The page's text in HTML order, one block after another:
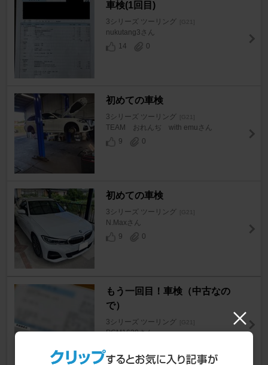
車検(1回目)
3シリーズ ツーリング [G21]
nukutang3さん
14
0
初めての車検
3シリーズ ツーリング [G21]
TEAM おれんぢ with emuさん
9
0
初めての車検
3シリーズ ツーリング [G21]
N.Maxさん
9
0
もう一回目！車検（中古なの
で）
3シリーズ ツーリング [G21]
PCM1630さん